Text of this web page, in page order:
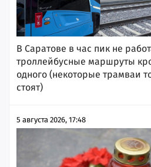
В Саратове в час пик не
троллейбусные маршруты
одного (некоторые трамваи
стоят)
5 августа 2026, 17:48